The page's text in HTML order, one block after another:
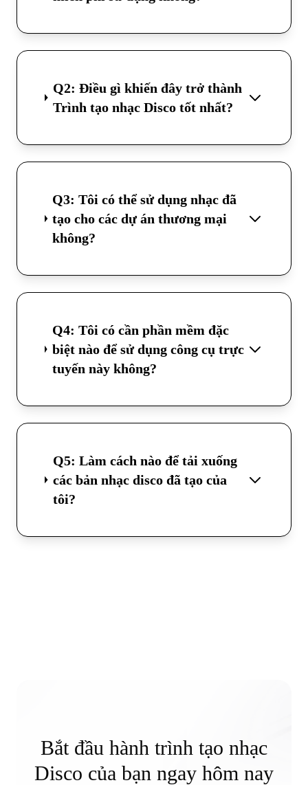
Q2: Điều gì khiến đây trở thành
Trình tạo nhạc Disco tốt nhất?
Q3: Tôi có thể sử dụng nhạc đã
tạo cho các dự án thương mại
không?
Q4: Tôi có cần phần mềm đặc
biệt nào để sử dụng công cụ trực
tuyến này không?
Q5: Làm cách nào để tải xuống
các bản nhạc disco đã tạo của
tôi?
Bắt đầu hành trình tạo nhạc
Disco của bạn ngay hôm nay